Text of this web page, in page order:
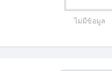
ไม่มีข้อมูล